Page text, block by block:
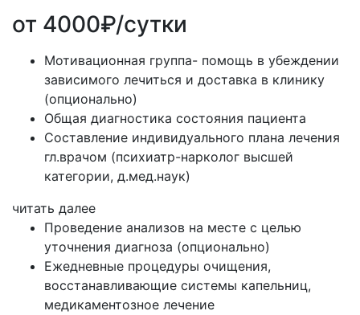
от 4000₽/сутки
Мотивационная группа- помощь в убеждении
зависимого лечиться и доставка в клинику
(опционально)
Общая диагностика состояния пациента
Составление индивидуального плана лечения
гл.врачом (психиатр-нарколог высшей
категории, д.мед.наук)
читать далее
Проведение анализов на месте с целью
уточнения диагноза (опционально)
Ежедневные процедуры очищения,
восстанавливающие системы капельниц,
медикаментозное лечение